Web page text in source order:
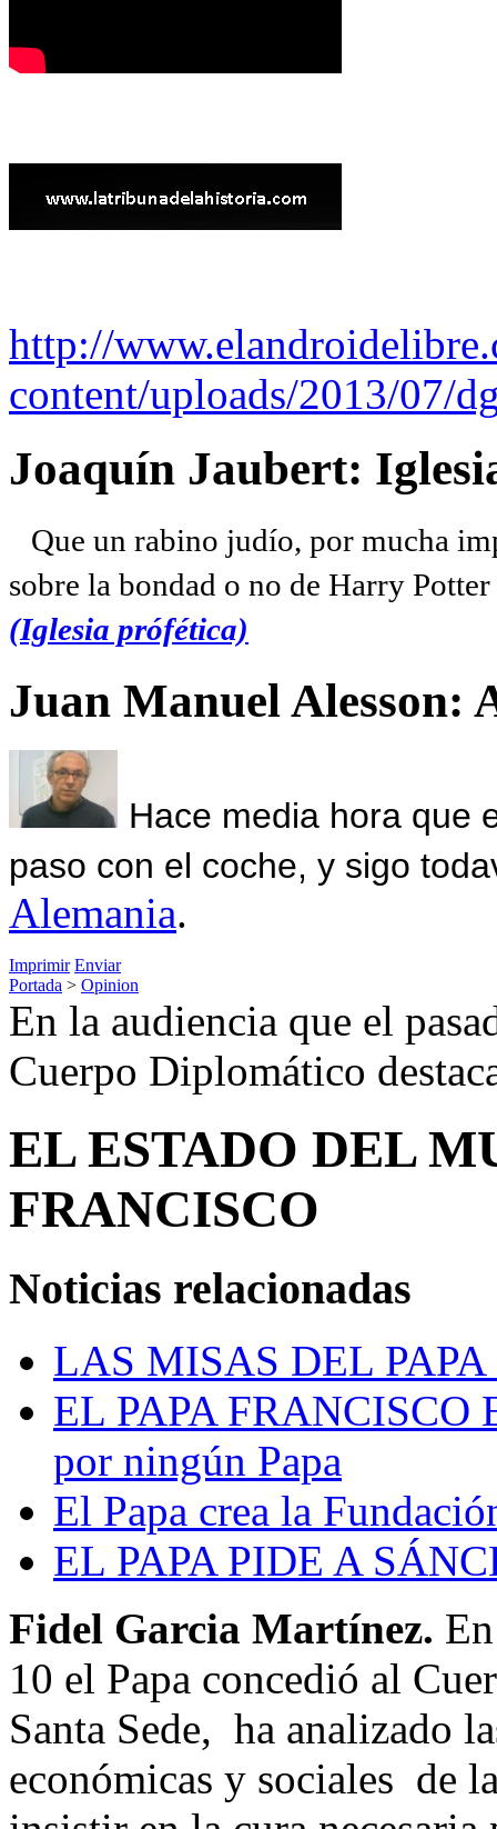
http://
content/uploads/2013/07/
Joaquín Jaubert:
Que un rabino judío, por mucha
sobre la bondad o no de Harry
(Iglesia prófética)
Juan Manuel Alesson:
Hace media hora que
paso con el coche, y sigo
Alemania.
Imprimir Enviar
Portada > Opinion
En la audiencia que el
Cuerpo Diplomático
EL ESTADO DEL
FRANCISCO
Noticias relacionadas
LAS MISAS DEL
EL PAPA FRANCISCO
por ningún Papa
El Papa crea la
EL PAPA PIDE A
Fidel Garcia Martínez.
10 el Papa concedió al
Santa Sede, ha analizado
económicas y sociales de